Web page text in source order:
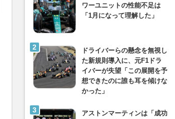
ワーユニットの性能不足は
「1月になって理解した」
ドライバーらの懸念を無視し
た新規則導入に、元F1ドラ
イバーが失望「この展開を予
想できたのに誰も耳を傾けな
かった」
アストンマーティンは「成功